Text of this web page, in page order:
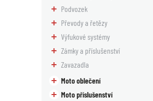
Podvozek
Převody a řetězy
Výfukové systémy
Zámky a příslušenství
Zavazadla
Moto oblečení
Moto příslušenství